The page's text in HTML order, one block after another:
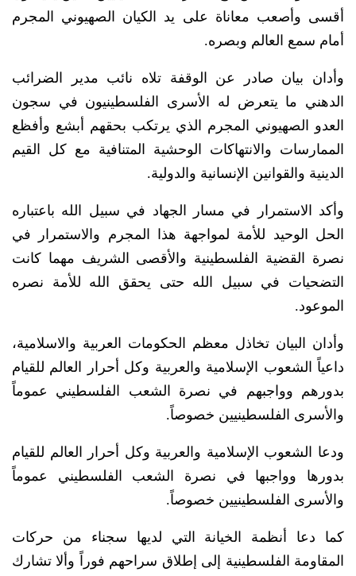
أقسى وأصعب معاناة على يد الكيان الصهيوني المجرم
أمام سمع العالم وبصره.
وأدان بيان صادر عن الوقفة تلاه نائب مدير الضرائب
الدهني ما يتعرض له الأسرى الفلسطينيون في سجون
العدو الصهيوني المجرم الذي يرتكب بحقهم أبشع وأفظع
الممارسات والانتهاكات الوحشية المتنافية مع كل القيم
الدينية والقوانين الإنسانية والدولية.
وأكد الاستمرار في مسار الجهاد في سبيل الله باعتباره
الحل الوحيد للأمة لمواجهة هذا المجرم والاستمرار في
نصرة القضية الفلسطينية والأقصى الشريف مهما كانت
التضحيات في سبيل الله حتى يحقق الله للأمة نصره
الموعود.
وأدان البيان تخاذل معظم الحكومات العربية والاسلامية،
داعياً الشعوب الإسلامية والعربية وكل أحرار العالم للقيام
بدورهم وواجبهم في نصرة الشعب الفلسطيني عموماً
والأسرى الفلسطينيين خصوصاً.
ودعا الشعوب الإسلامية والعربية وكل أحرار العالم للقيام
بدورها وواجبها في نصرة الشعب الفلسطيني عموماً
والأسرى الفلسطينيين خصوصاً.
كما دعا أنظمة الخيانة التي لديها سجناء من حركات
المقاومة الفلسطينية إلى إطلاق سراحهم فوراً وألا تشارك